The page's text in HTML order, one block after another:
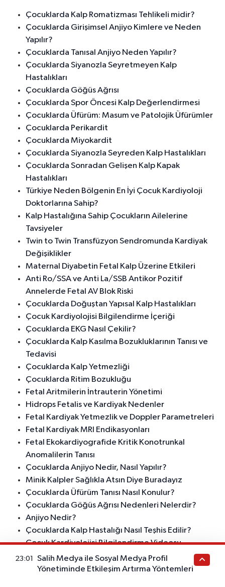
Çocuklarda Kalp Romatizması Tehlikeli midir?
Çocuklarda Girişimsel Anjiyo Kimlere ve Neden
Yapılır?
Çocuklarda Tanısal Anjiyo Neden Yapılır?
Çocuklarda Siyanozla Seyretmeyen Kalp
Hastalıkları
Çocuklarda Göğüs Ağrısı
Çocuklarda Spor Öncesi Kalp Değerlendirmesi
Çocuklarda Üfürüm: Masum ve Patolojik Üfürümler
Çocuklarda Perikardit
Çocuklarda Miyokardit
Çocuklarda Siyanozla Seyreden Kalp Hastalıkları
Çocuklarda Sonradan Gelişen Kalp Kapak
Hastalıkları
Türkiye Neden Bölgenin En İyi Çocuk Kardiyoloji
Doktorlarına Sahip?
Kalp Hastalığına Sahip Çocukların Ailelerine
Tavsiyeler
Twin to Twin Transfüzyon Sendromunda Kardiyak
Değişiklikler
Maternal Diyabetin Fetal Kalp Üzerine Etkileri
Anti Ro/SSA ve Anti La/SSB Antikor Pozitif
Annelerde Fetal AV Blok Riski
Çocuklarda Doğuştan Yapısal Kalp Hastalıkları
Çocuk Kardiyolojisi Bilgilendirme İçeriği
Çocuklarda EKG Nasıl Çekilir?
Çocuklarda Kalp Kasılma Bozukluklarının Tanısı ve
Tedavisi
Çocuklarda Kalp Yetmezliği
Çocuklarda Ritim Bozukluğu
Fetal Aritmilerin İntrauterin Yönetimi
Hidrops Fetalis ve Kardiyak Nedenler
Fetal Kardiyak Yetmezlik ve Doppler Parametreleri
Fetal Kardiyak MRI Endikasyonları
Fetal Ekokardiyografide Kritik Konotrunkal
Anomalilerin Tanısı
Çocuklarda Anjiyo Nedir, Nasıl Yapılır?
Minik Kalpler Sağlıkla Atsın Diye Buradayız
Çocuklarda Üfürüm Tanısı Nasıl Konulur?
Çocuklarda Göğüs Ağrısı Nedenleri Nelerdir?
Anjiyo Nedir?
Çocuklarda Kalp Hastalığı Nasıl Teşhis Edilir?
Çocuk Kardiyolojisi Bilgilendirme Videosu
Çocuk Kardiyolojisi Nedir?
Çocuk Kardiyolojisi Tanıtım Videosu
23:01
Salih Medya ile Sosyal Medya Profil
Yönetiminde Etkileşim Artırma Yöntemleri